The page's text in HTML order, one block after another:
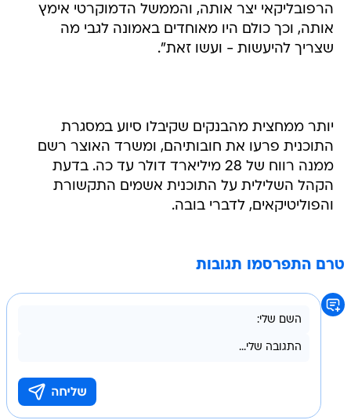
הרפובליקאי יצר אותה, והממשל הדמוקרטי אימץ
אותה, וכך כולם היו מאוחדים באמונה לגבי מה
שצריך להיעשות - ועשו זאת".
יותר ממחצית מהבנקים שקיבלו סיוע במסגרת
התוכנית פרעו את חובותיהם, ומשרד האוצר רשם
ממנה רווח של 28 מיליארד דולר עד כה. בדעת
הקהל השלילית על התוכנית אשמים התקשורת
והפוליטיקאים, לדברי בובה.
טרם התפרסמו תגובות